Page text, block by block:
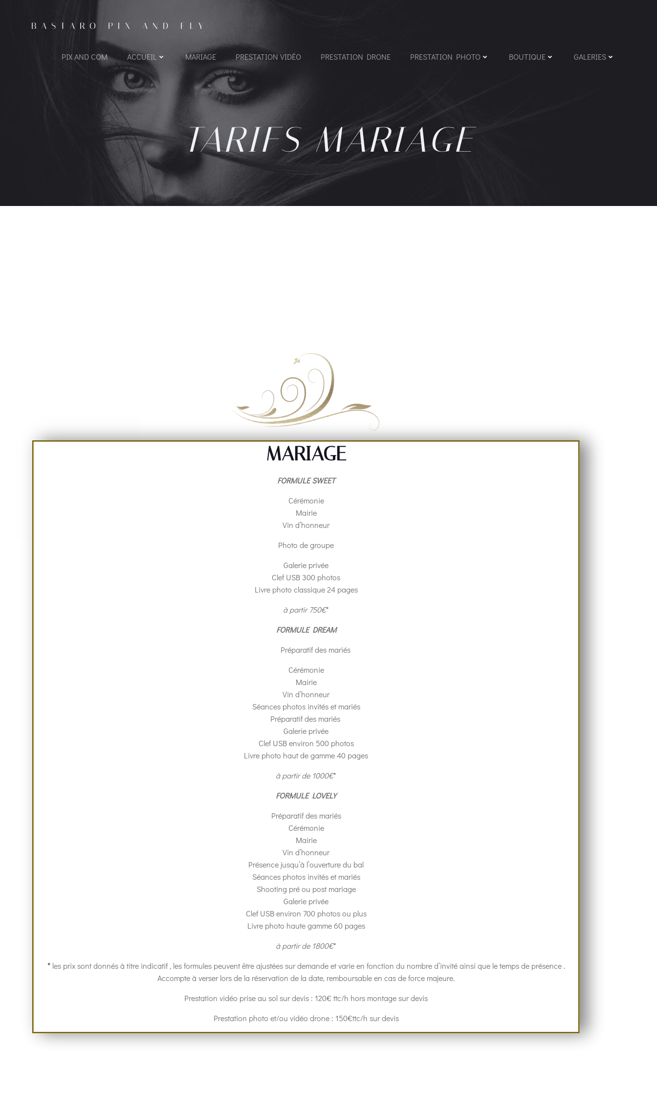
BASTARO PIX AND FLY
PIX AND COM ACCUEIL MARIAGE PRESTATION VIDÉO PRESTATION DRONE PRESTATION PHOTO BOUTIQUE GALERIES
TARIFS MARIAGE
MARIAGE
FORMULE SWEET
Cérémonie
Mairie
Vin d’honneur
Photo de groupe
Galerie privée
Clef USB 300 photos
Livre photo classique 24 pages
à partir 750€*
FORMULE DREAM
Préparatif des mariés
Cérémonie
Mairie
Vin d’honneur
Séances photos invités et mariés
Préparatif des mariés
Galerie privée
Clef USB environ 500 photos
Livre photo haut de gamme 40 pages
à partir de 1000€*
FORMULE LOVELY
Préparatif des mariés
Cérémonie
Mairie
Vin d’honneur
Présence jusqu’à l’ouverture du bal
Séances photos invités et mariés
Shooting pré ou post mariage
Galerie privée
Clef USB environ 700 photos ou plus
Livre photo haute gamme 60 pages
à partir de 1800€*
* les prix sont donnés à titre indicatif , les formules peuvent être ajustées sur demande et varie en fonction du nombre d’invité ainsi que le temps de présence .
Accompte à verser lors de la réservation de la date, remboursable en cas de force majeure.
Prestation vidéo prise au sol sur devis : 120€ ttc/h hors montage sur devis
Prestation photo et/ou vidéo drone : 150€ttc/h sur devis